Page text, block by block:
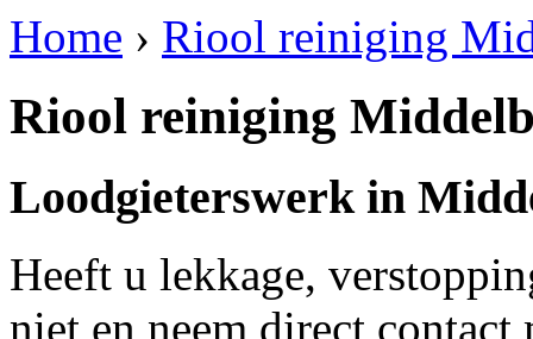
Home › Riool reiniging
Riool reiniging
Loodgieterswerk in
Heeft u lekkage,
niet en neem direct